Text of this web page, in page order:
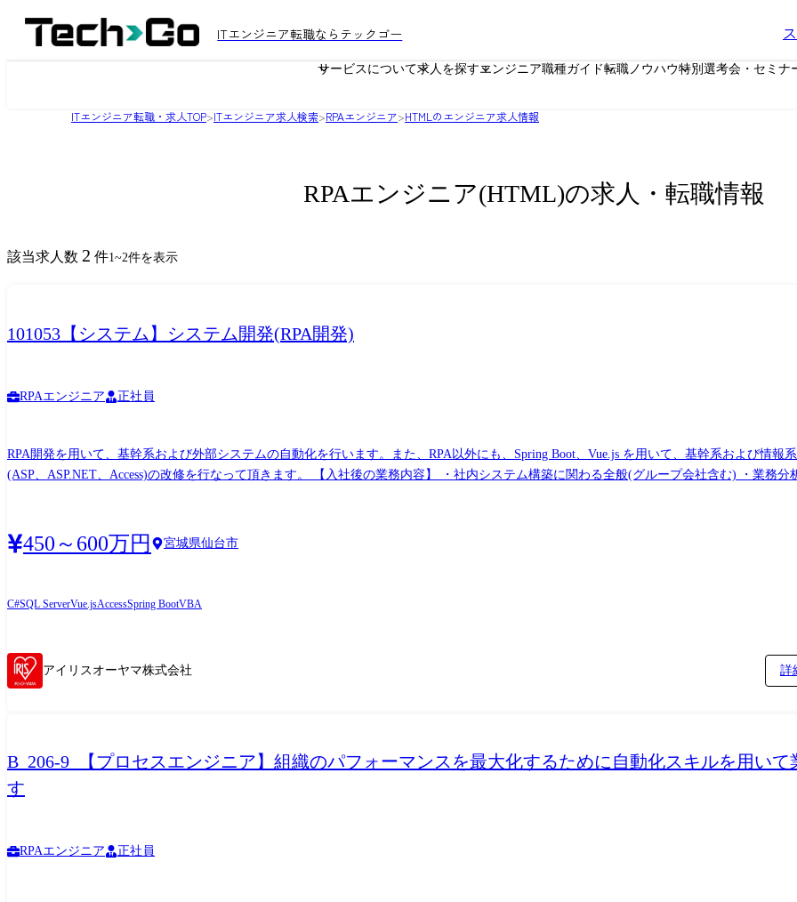
ITエンジニア転職ならテックゴー
サービスについて求人を探すエンジニア職種ガイド転職ノウハウ特別選考会・セミナ
ITエンジニア転職・求人TOP>ITエンジニア求人検索>RPAエンジニア>HTMLのエンジニア求人情報
RPAエンジニア(HTML)の求人・転職情報
該当求人数 2 件1~2件を表示
101053【システム】システム開発(RPA開発)
RPAエンジニア 正社員
RPA開発を用いて、基幹系および外部システムの自動化を行います。また、RPA以外にも、Spring Boot、Vue.js を用いて、基幹系および情報
(ASP、ASP.NET、Access)の改修を行なって頂きます。 【入社後の業務内容】 ・社内システム構築に関わる全般(グループ会社含む) ・業務分析 ・システム企画・立案 ・仕様設計、プログラ
450～600万円 宮城県仙台市
C#SQL ServerVue.jsAccessSpring BootVBA
アイリスオーヤマ株式会社 詳
B_206-9_【プロセスエンジニア】組織のパフォーマンスを最大化するために自動化スキルを用い
す
RPAエンジニア 正社員